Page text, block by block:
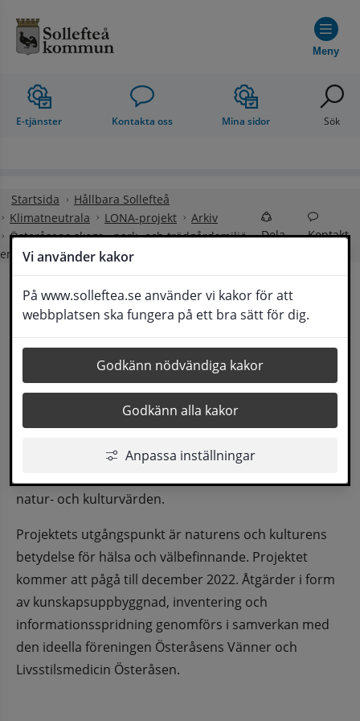
Vi använder kakor
På www.solleftea.se använder vi kakor för att
webbplatsen ska fungera på ett bra sätt för dig.
Godkänn nödvändiga kakor
Godkänn alla kakor
Anpassa inställningar
Meny
E-tjänster Kontakta oss Mina sidor Sök
Startsida
Hållbara Sollefteå
Klimatneutrala
LONA-projekt
Arkiv
Österåsens skogs-, park- och trädgårdsmiljö,
en tidsresa i hälsans tecken
Dela Kontakt
Lyssna
Österåsens skogs-,
park- och trädgårdsmiljö, en tidsresa i
hälsans tecken
Sollefteå kommun har fått bidrag från lokala
naturvårdssatsningen, LONA att ta fram en
handlingsplan för restaurering av betydelsefulla
natur- och kulturvärden.
Projektets utgångspunkt är naturens och kulturens
betydelse för hälsa och välbefinnande. Projektet
kommer att pågå till december 2022. Åtgärder i form
av kunskapsuppbyggnad, inventering och
informationsspridning genomförs i samverkan med
den ideella föreningen Österåsens Vänner och
Livsstilsmedicin Österåsen.